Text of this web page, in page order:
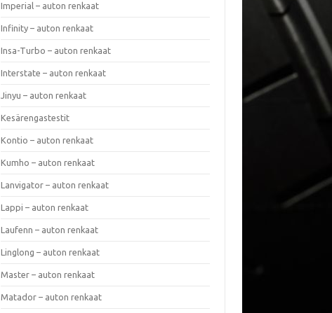
Imperial – auton renkaat
Infinity – auton renkaat
Insa-Turbo – auton renkaat
Interstate – auton renkaat
Jinyu – auton renkaat
Kesärengastestit
Kontio – auton renkaat
Kumho – auton renkaat
Lanvigator – auton renkaat
Lappi – auton renkaat
Laufenn – auton renkaat
Linglong – auton renkaat
Master – auton renkaat
Matador – auton renkaat